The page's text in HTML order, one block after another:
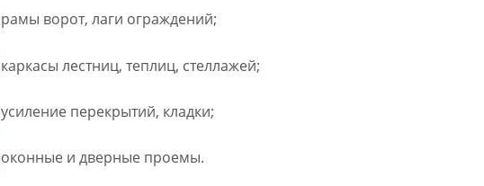
рамы ворот, лаги ограждений;
каркасы лестниц, теплиц, стеллажей;
усиление перекрытий, кладки;
оконные и дверные проемы.